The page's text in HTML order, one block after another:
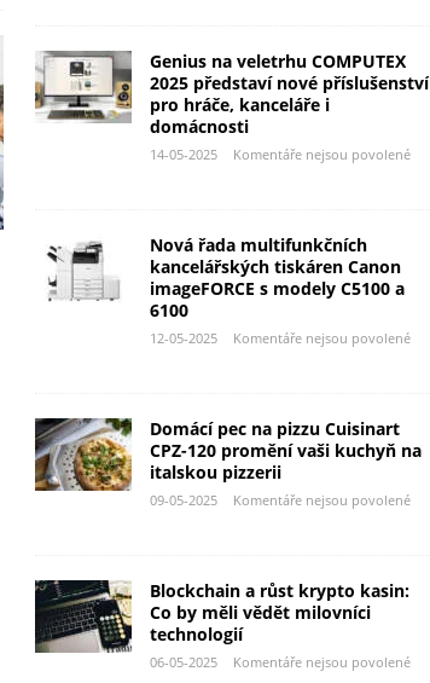
Genius na veletrhu COMPUTEX
2025 představí nové příslušenství
pro hráče, kanceláře i
domácnosti
14-05-2025 Komentáře nejsou povolené
Nová řada multifunkčních
kancelářských tiskáren Canon
imageFORCE s modely C5100 a
6100
12-05-2025 Komentáře nejsou povolené
Domácí pec na pizzu Cuisinart
CPZ-120 promění vaši kuchyň na
italskou pizzerii
09-05-2025 Komentáře nejsou povolené
Blockchain a růst krypto kasin:
Co by měli vědět milovníci
technologií
06-05-2025 Komentáře nejsou povolené